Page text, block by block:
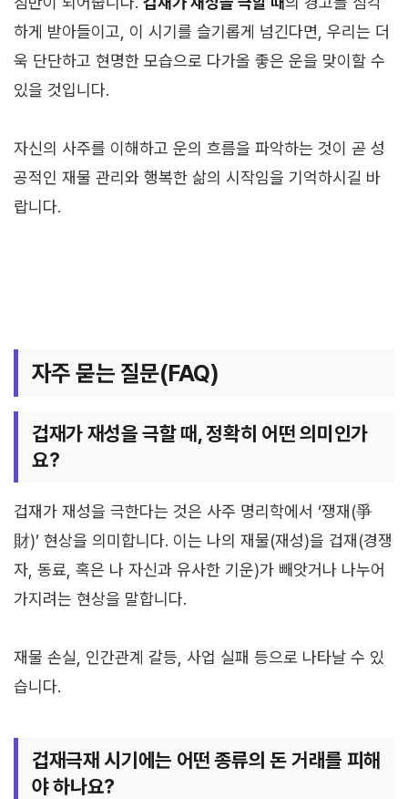
하게 받아들이고, 이 시기를 슬기롭게 넘긴다면, 우리는 더
욱 단단하고 현명한 모습으로 다가올 좋은 운을 맞이할 수
있을 것입니다.
자신의 사주를 이해하고 운의 흐름을 파악하는 것이 곧 성
공적인 재물 관리와 행복한 삶의 시작임을 기억하시길 바
랍니다.
자주 묻는 질문(FAQ)
겁재가 재성을 극할 때, 정확히 어떤 의미인가
요?
겁재가 재성을 극한다는 것은 사주 명리학에서 ‘쟁재(爭
財)’ 현상을 의미합니다. 이는 나의 재물(재성)을 겁재(경쟁
자, 동료, 혹은 나 자신과 유사한 기운)가 빼앗거나 나누어
가지려는 현상을 말합니다.
재물 손실, 인간관계 갈등, 사업 실패 등으로 나타날 수 있
습니다.
겁재극재 시기에는 어떤 종류의 돈 거래를 피해
야 하나요?